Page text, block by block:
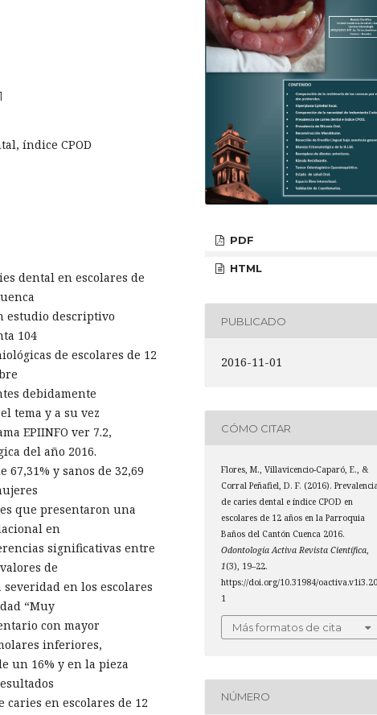
índice CPOD
dental en escolares de
estudio descriptivo
104
de escolares de 12
debidamente
tema y a su vez
EPIINFO ver 7.2,
del año 2016.
67,31% y sanos de 32,69
que presentaron una
en
significativas entre
de
severidad en los escolares
“Muy
con mayor
inferiores,
un 16% y en la pieza
en escolares de 12
PDF
HTML
PUBLICADO
2016-11-01
CÓMO CITAR
Flores, M., Villavicencio-Caparó, E., &
Corral Peñafiel, D. F. (2016).
de caries dental e índice CPOD en
escolares de 12 años en la Parroquia
Baños del Cantón Cuenca 2016.
Odontología Activa Revista Científica,
1(3), 19–22.
https://doi.org/10.31984/
1
Más formatos de cita
NÚMERO